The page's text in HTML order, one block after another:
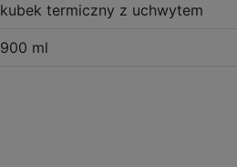
kubek termiczny z uchwytem
900 ml